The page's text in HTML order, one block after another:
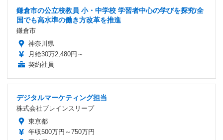
鎌倉市の公立校教員 小・中学校 学習者中心の学びを探究/全
国でも高水準の働き方改革を推進
鎌倉市
神奈川県
月給30万2,480円～
契約社員
デジタルマーケティング担当
株式会社ブレインスリープ
東京都
年収500万円～750万円